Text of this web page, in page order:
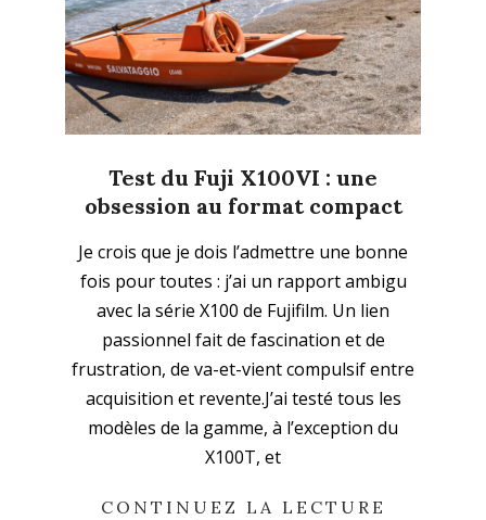
Test du Fuji X100VI : une
obsession au format compact
06-
22
Je crois que je dois l’admettre une bonne
fois pour toutes : j’ai un rapport ambigu
avec la série X100 de Fujifilm. Un lien
passionnel fait de fascination et de
frustration, de va-et-vient compulsif entre
acquisition et revente.J’ai testé tous les
modèles de la gamme, à l’exception du
X100T, et
CONTINUEZ LA LECTURE